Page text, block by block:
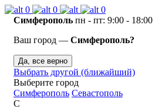
0 0
0
Симферополь пн - пт: 9:00 - 18:00
Ваш город — Симферополь?
Да, все верно
Выбрать другой (ближайший)
Выберите город
Симферополь Севастополь
С